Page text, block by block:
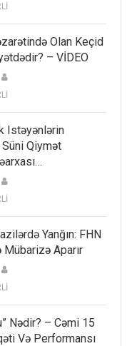
Olan Keçid
– VİDEO
Istəyənlərin
Qiymət
Yanğın: FHN
Aparır
Nədir? – Cəmi 15
Və Performansı